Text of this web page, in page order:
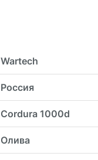
Wartech
Россия
Cordura 1000d
Олива